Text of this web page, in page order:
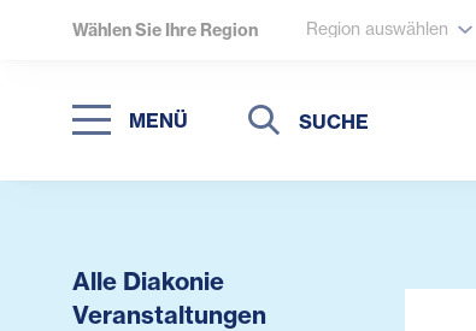
Wählen Sie Ihre Region Region auswählen
MENÜ
Suche
Suche
Alle Diakonie
Veranstaltungen